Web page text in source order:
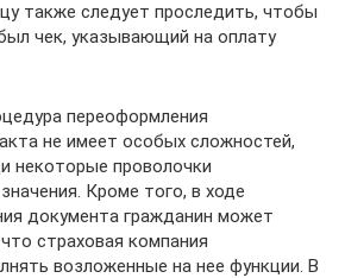
также следует проследить, чтобы
чек, указывающий на оплату
переоформления
не имеет особых сложностей,
некоторые проволочки
Кроме того, в ходе
документа гражданин может
страховая компания
возложенные на нее функции. В